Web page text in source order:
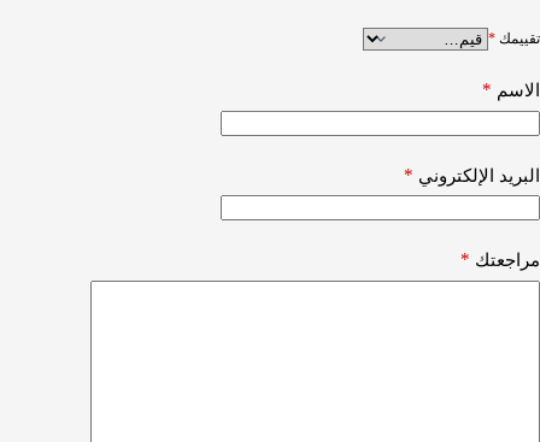
تقييمك *
الاسم *
البريد الإلكتروني *
مراجعتك *